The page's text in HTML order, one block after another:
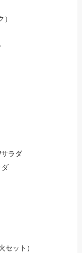
ラダ
ダ
セット）